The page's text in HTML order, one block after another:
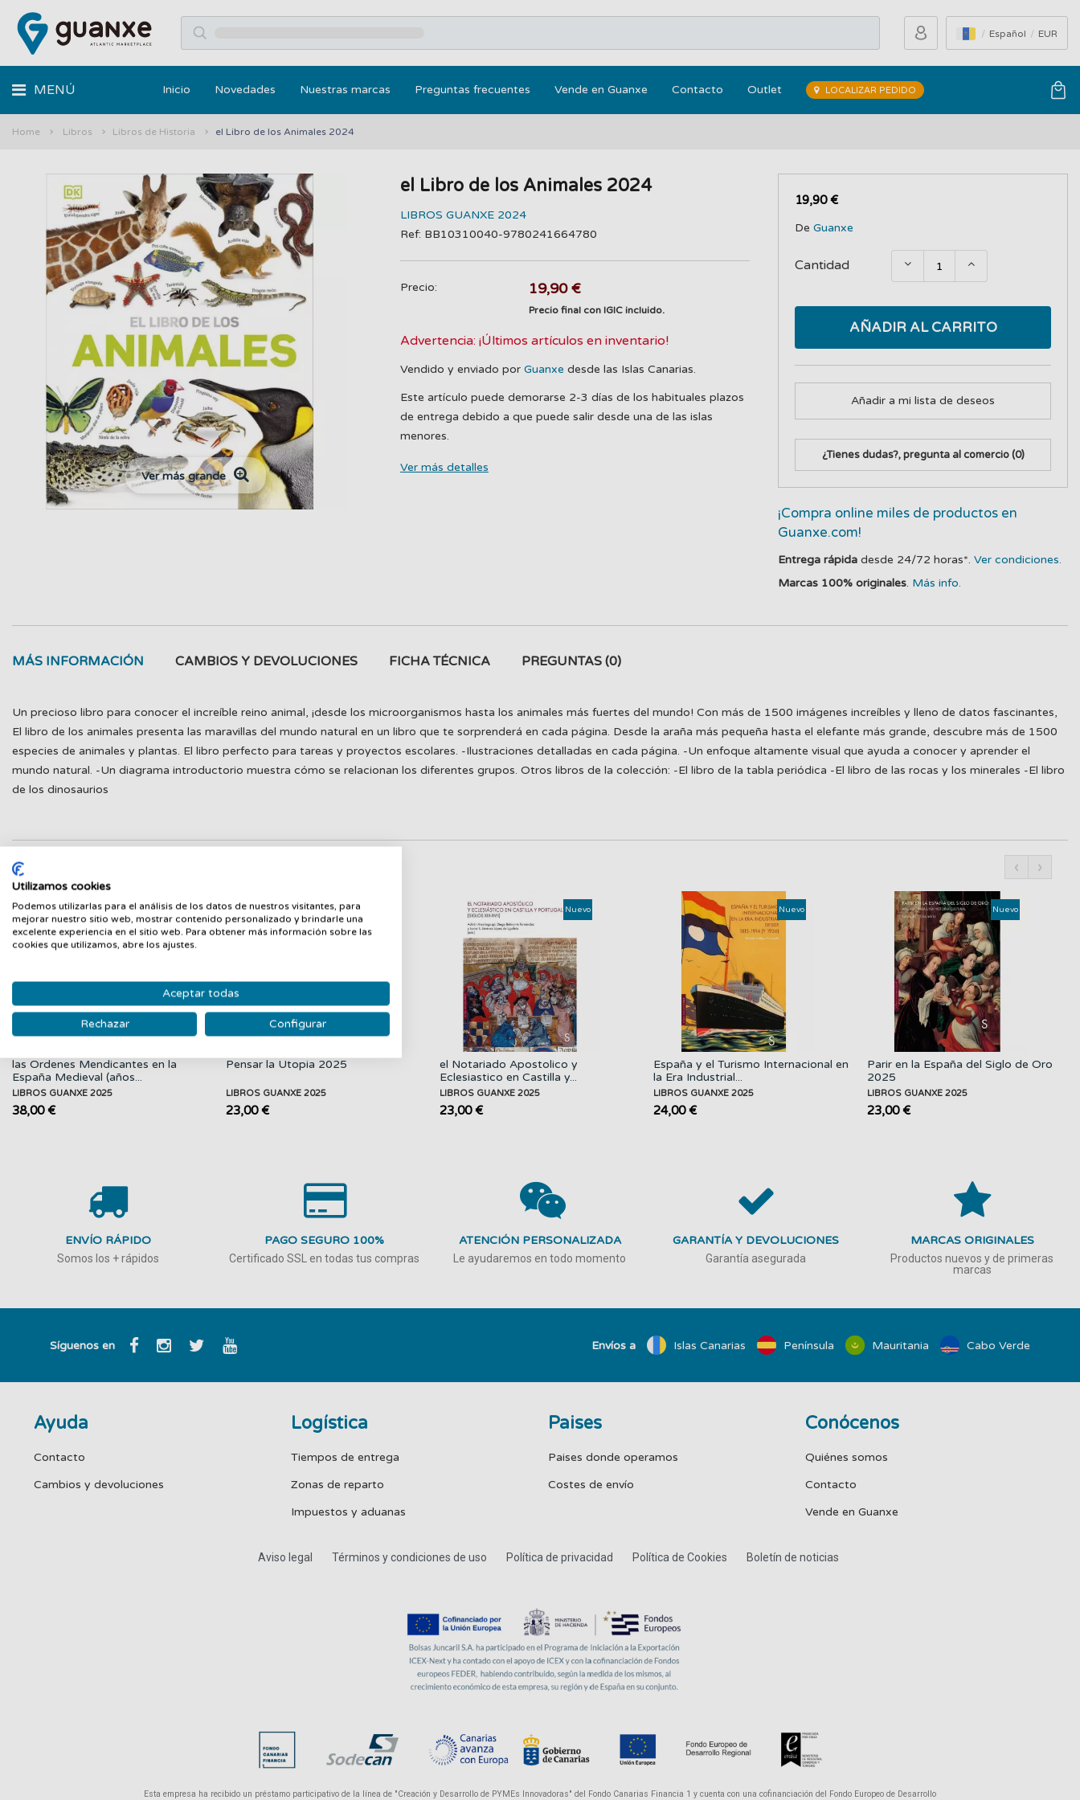
Español EUR
MENÚ Inicio Novedades Nuestras marcas Preguntas frecuentes Vende en Guanxe Contacto Outlet LOCALIZAR PEDIDO
Home Libros Libros de Historia el Libro de los Animales 2024
Ver más grande
el Libro de los Animales 2024
LIBROS GUANXE 2024
Ref: BB10310040-9780241664780
Precio: 19,90 €
Precio final con IGIC incluido.
Advertencia: ¡Últimos artículos en inventario!
Vendido y enviado por Guanxe desde las Islas Canarias.
Este artículo puede demorarse 2-3 días de los habituales plazos
de entrega debido a que puede salir desde una de las islas
menores.
Ver más detalles
19,90 €
DeGuanxe
Cantidad
AÑADIR AL CARRITO
Añadir a mi lista de deseos
¿Tienes dudas?, pregunta al comercio(0)
¡Compra online miles de productos en
Guanxe.com!
Entrega rápida desde 24/72 horas*.Ver condiciones.
Marcas 100% originales. Más info.
MÁS INFORMACIÓN CAMBIOS Y DEVOLUCIONES FICHA TÉCNICA PREGUNTAS (0)
Un precioso libro para conocer el increíble reino animal, ¡desde los microorganismos hasta los animales más fuertes del mundo! Con más de 1500 imágenes increíbles y lleno de datos fascinantes,
El libro de los animales presenta las maravillas del mundo natural en un libro que te sorprenderá en cada página. Desde la araña más pequeña hasta el elefante más grande, descubre más de 1500
especies de animales y plantas. El libro perfecto para tareas y proyectos escolares. -Ilustraciones detalladas en cada página. -Un enfoque altamente visual que ayuda a conocer y aprender el
mundo natural. -Un diagrama introductorio muestra cómo se relacionan los diferentes grupos. Otros libros de la colección: -El libro de la tabla periódica -El libro de las rocas y los minerales -El libro
de los dinosaurios
PRODUCTOS RELACIONADOS ‹ ›
Nuevo
las Ordenes Mendicantes en la
España Medieval (años...
LIBROS GUANXE 2025
38,00 €
Nuevo
Pensar la Utopia 2025
LIBROS GUANXE 2025
23,00 €
Nuevo
el Notariado Apostolico y
Eclesiastico en Castilla y...
LIBROS GUANXE 2025
23,00 €
Nuevo
España y el Turismo Internacional en
la Era Industrial...
LIBROS GUANXE 2025
24,00 €
Nuevo
Parir en la España del Siglo de Oro
2025
LIBROS GUANXE 2025
23,00 €
ENVÍO RÁPIDO
Somos los + rápidos
PAGO SEGURO 100%
Certificado SSL en todas tus compras
ATENCIÓN PERSONALIZADA
Le ayudaremos en todo momento
GARANTÍA Y DEVOLUCIONES
Garantía asegurada
MARCAS ORIGINALES
Productos nuevos y de primeras
marcas
Síguenos en Envíos a Islas Canarias Península Mauritania Cabo Verde
Ayuda
Contacto
Cambios y devoluciones
Logística
Tiempos de entrega
Zonas de reparto
Impuestos y aduanas
Paises
Paises donde operamos
Costes de envío
Conócenos
Quiénes somos
Contacto
Vende en Guanxe
Aviso legal Términos y condiciones de uso Política de privacidad Política de Cookies Boletín de noticias
Esta empresa ha recibido un préstamo participativo de la línea de "Creación y Desarrollo de PYMEs Innovadoras" del Fondo Canarias Financia 1 y cuenta con una cofinanciación del Fondo Europeo de Desarrollo
Utilizamos cookies
Podemos utilizarlas para el análisis de los datos de nuestros visitantes, para
mejorar nuestro sitio web, mostrar contenido personalizado y brindarle una
excelente experiencia en el sitio web. Para obtener más información sobre las
cookies que utilizamos, abre los ajustes.
Aceptar todas
Rechazar Configurar